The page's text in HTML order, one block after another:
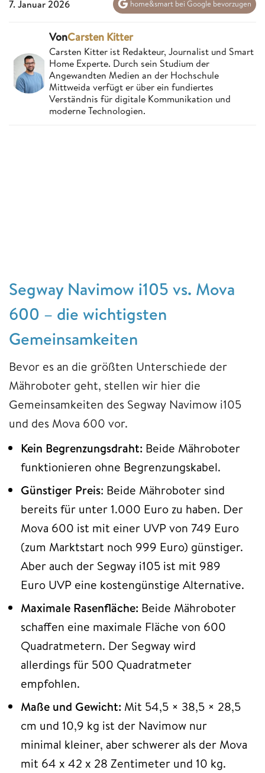
7. Januar 2026 home&smart bei Google bevorzugen
VonCarsten Kitter
Carsten Kitter ist Redakteur, Journalist und Smart
Home Experte. Durch sein Studium der
Angewandten Medien an der Hochschule
Mittweida verfügt er über ein fundiertes
Verständnis für digitale Kommunikation und
moderne Technologien.
Segway Navimow i105 vs. Mova
600 – die wichtigsten
Gemeinsamkeiten
Bevor es an die größten Unterschiede der
Mähroboter geht, stellen wir hier die
Gemeinsamkeiten des Segway Navimow i105
und des Mova 600 vor.
Kein Begrenzungsdraht: Beide Mähroboter
funktionieren ohne Begrenzungskabel.
Günstiger Preis: Beide Mähroboter sind
bereits für unter 1.000 Euro zu haben. Der
Mova 600 ist mit einer UVP von 749 Euro
(zum Marktstart noch 999 Euro) günstiger.
Aber auch der Segway i105 ist mit 989
Euro UVP eine kostengünstige Alternative.
Maximale Rasenfläche: Beide Mähroboter
schaffen eine maximale Fläche von 600
Quadratmetern. Der Segway wird
allerdings für 500 Quadratmeter
empfohlen.
Maße und Gewicht: Mit 54,5 × 38,5 × 28,5
cm und 10,9 kg ist der Navimow nur
minimal kleiner, aber schwerer als der Mova
mit 64 x 42 x 28 Zentimeter und 10 kg.